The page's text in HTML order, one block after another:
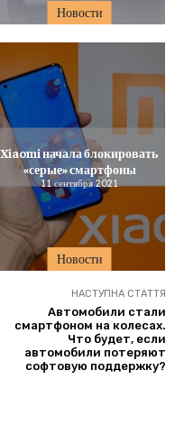
Новости
Новости
Xiaomi начала блокировать
«серые» смартфоны
11 сентября 2021
НАСТУПНА СТАТТЯ
Автомобили стали
смартфоном на колесах.
Что будет, если
автомобили потеряют
софтовую поддержку?